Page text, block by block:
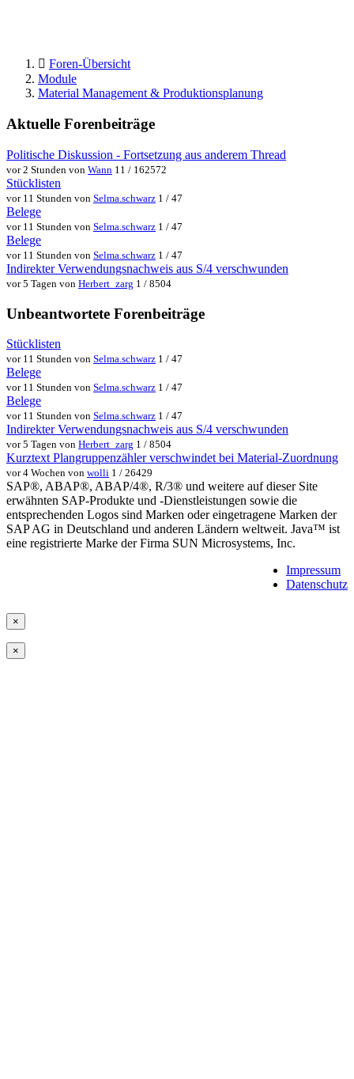
Foren-Übersicht
Module
Material Management & Produktionsplanung
Aktuelle Forenbeiträge
Politische Diskussion - Fortsetzung aus anderem Thread
vor 2 Stunden von Wann 11 / 162572
Stücklisten
vor 11 Stunden von Selma.schwarz 1 / 47
Belege
vor 11 Stunden von Selma.schwarz 1 / 47
Belege
vor 11 Stunden von Selma.schwarz 1 / 47
Indirekter Verwendungsnachweis aus S/4 verschwunden
vor 5 Tagen von Herbert_zarg 1 / 8504
Unbeantwortete Forenbeiträge
Stücklisten
vor 11 Stunden von Selma.schwarz 1 / 47
Belege
vor 11 Stunden von Selma.schwarz 1 / 47
Belege
vor 11 Stunden von Selma.schwarz 1 / 47
Indirekter Verwendungsnachweis aus S/4 verschwunden
vor 5 Tagen von Herbert_zarg 1 / 8504
Kurztext Plangruppenzähler verschwindet bei Material-Zuordnung
vor 4 Wochen von wolli 1 / 26429
SAP®, ABAP®, ABAP/4®, R/3® und weitere auf dieser Site
erwähnten SAP-Produkte und -Dienstleistungen sowie die
entsprechenden Logos sind Marken oder eingetragene Marken der
SAP AG in Deutschland und anderen Ländern weltweit. Java™ ist
eine registrierte Marke der Firma SUN Microsystems, Inc.
Impressum
Datenschutz
×
×